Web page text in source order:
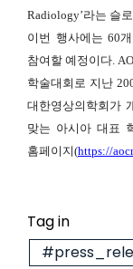
Radiology’라는 슬
이번 행사에는 60
참여할 예정이다.
학술대회로 지난
대한영상의학회가
맞는 아시아 대표
홈페이지(https://
Tag in